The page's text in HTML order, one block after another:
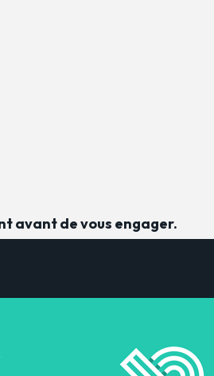
avant de vous engager.